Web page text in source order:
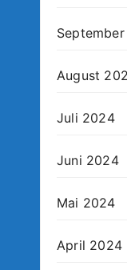
August
Juli 2024
Juni 2024
Mai 2024
April 2024